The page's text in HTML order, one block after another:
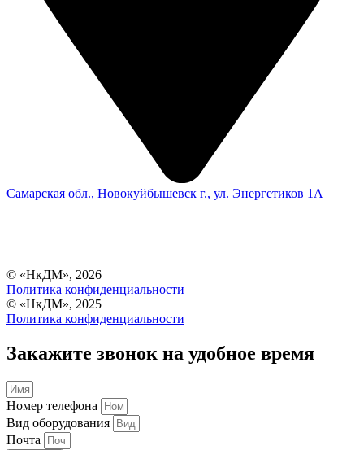
Самарская обл., Новокуйбышевск г., ул. Энергетиков 1А
© «НкДМ», 2026
Политика конфиденциальности
© «НкДМ», 2025
Политика конфиденциальности
Закажите звонок на удобное время
Номер телефона
Вид оборудования
Почта